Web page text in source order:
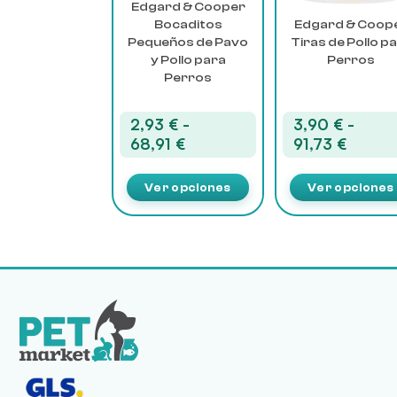
Edgard & Cooper
Bocaditos
Pequeños de Pavo
y Pollo para
Perros
2,93 € -
68,91 €Rango
de
precios:
desde
2,93 €
Ver opciones
elegir
la
página
Edgard &
Tiras de Pollo
Perros
3,90 € -
91,73 €Rango
de
desde
3,90 €
Ver opciones
en
la